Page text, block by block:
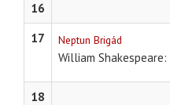
16
17
Neptun Brigád
William Shakespeare
18